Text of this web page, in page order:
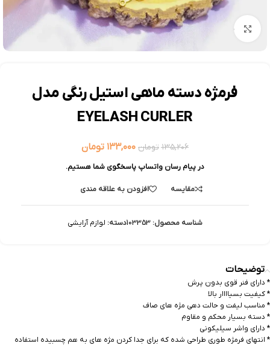
بزرگنمایی تصویر
فرمژه دسته ماهی استیل رنگی مدل
EYELASH CURLER
۱۳۵,۲۰۶ تومان ۱۳۳,۰۰۰ تومان
در پیام رسان واتساپ پاسخگوی شما هستیم.
مقایسه افزودن به علاقه مندی
شناسه محصول: 103353دسته: لوازم آرایشی
توضیحات
* دارای فنر قوی بدون پرش
* کیفیت بسیاااار بالا
* مناسب لیفت و حالت دهی مژه های صاف
* دسته بسیار محکم و مقاوم
* دارای واشر سیلیکونی
* انتهای فرمژه طوری طراحی شده که برای جدا کردن مژه های به هم چسبیده استفاده